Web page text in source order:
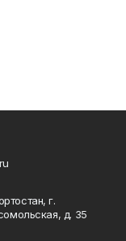
г.
д. 35